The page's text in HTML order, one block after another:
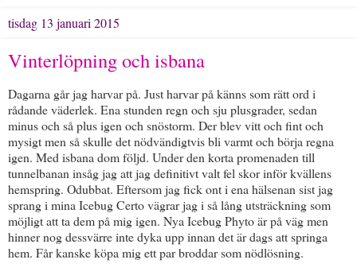
tisdag 13 januari 2015
Vinterlöpning och isbana
Dagarna går jag harvar på. Just harvar på känns som rätt ord i
rådande väderlek. Ena stunden regn och sju plusgrader, sedan
minus och så plus igen och snöstorm. Der blev vitt och fint och
mysigt men så skulle det nödvändigtvis bli varmt och börja regna
igen. Med isbana dom följd. Under den korta promenaden till
tunnelbanan insåg jag att jag definitivt valt fel skor inför kvällens
hemspring. Odubbat. Eftersom jag fick ont i ena hälsenan sist jag
sprang i mina Icebug Certo vägrar jag i så lång utsträckning som
möjligt att ta dem på mig igen. Nya Icebug Phyto är på väg men
hinner nog dessvärre inte dyka upp innan det är dags att springa
hem. Får kanske köpa mig ett par broddar som nödlösning.